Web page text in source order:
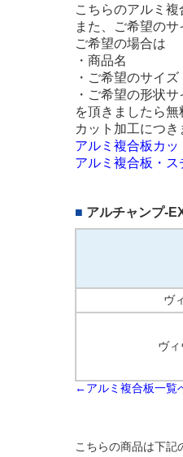
こちらのアルミ
また、ご希望の
ご希望の場合は
・商品名
・ご希望のサイ
・ご希望の形状
を頂きましたら無
カット加工につき
アルミ複合板カ
アルミ複合板・
アルチャンプ-
ヴ
ヴ
←アルミ複合板一覧
こちらの商品は下記